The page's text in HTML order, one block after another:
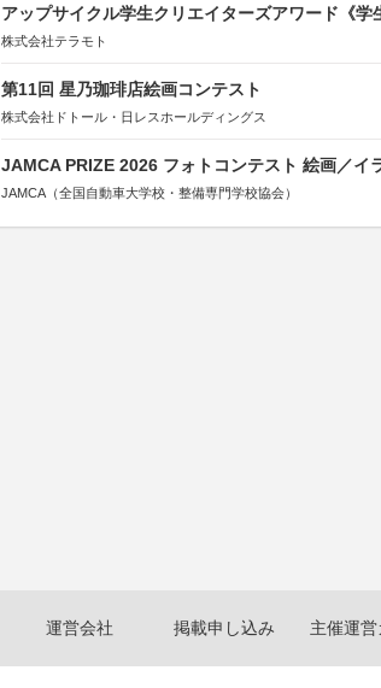
アップサイクル学生クリエイターズアワード《学
株式会社テラモト
第11回 星乃珈琲店絵画コンテスト
株式会社ドトール・日レスホールディングス
JAMCA PRIZE 2026 フォトコンテスト 絵画／イ
JAMCA（全国自動車大学校・整備専門学校協会）
運営会社 掲載申し込み 主催運営